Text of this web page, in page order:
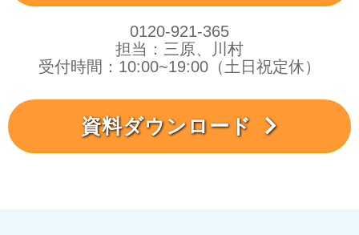
0120-921-365
担当：三原、川村
受付時間：10:00~19:00（土日祝定休）
資料ダウンロード